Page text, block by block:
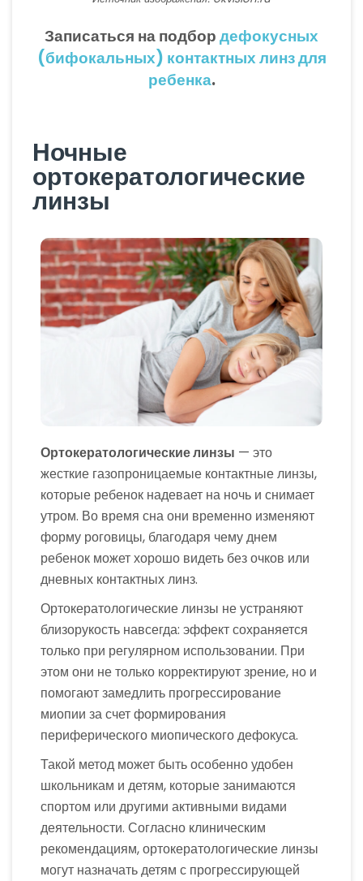
Записаться на подбордефокусных
(бифокальных) контактных линз для
ребенка.
Ночные
ортокератологические
линзы
Ортокератологические линзы — это
жесткие газопроницаемые контактные линзы,
которые ребенок надевает на ночь и снимает
утром. Во время сна они временно изменяют
форму роговицы, благодаря чему днем
ребенок может хорошо видеть без очков или
дневных контактных линз.
Ортокератологические линзы не устраняют
близорукость навсегда: эффект сохраняется
только при регулярном использовании. При
этом они не только корректируют зрение, но и
помогают замедлить прогрессирование
миопии за счет формирования
периферического миопического дефокуса.
Такой метод может быть особенно удобен
школьникам и детям, которые занимаются
спортом или другими активными видами
деятельности. Согласно клиническим
рекомендациям, ортокератологические линзы
могут назначать детям с прогрессирующей